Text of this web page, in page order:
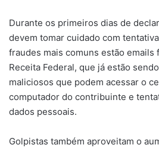
Durante os primeiros dias de
devem tomar cuidado com
fraudes mais comuns estão emails
Receita Federal, que já estão
maliciosos que podem acessar o
computador do contribuinte e
dados pessoais.
Golpistas também aproveitam o